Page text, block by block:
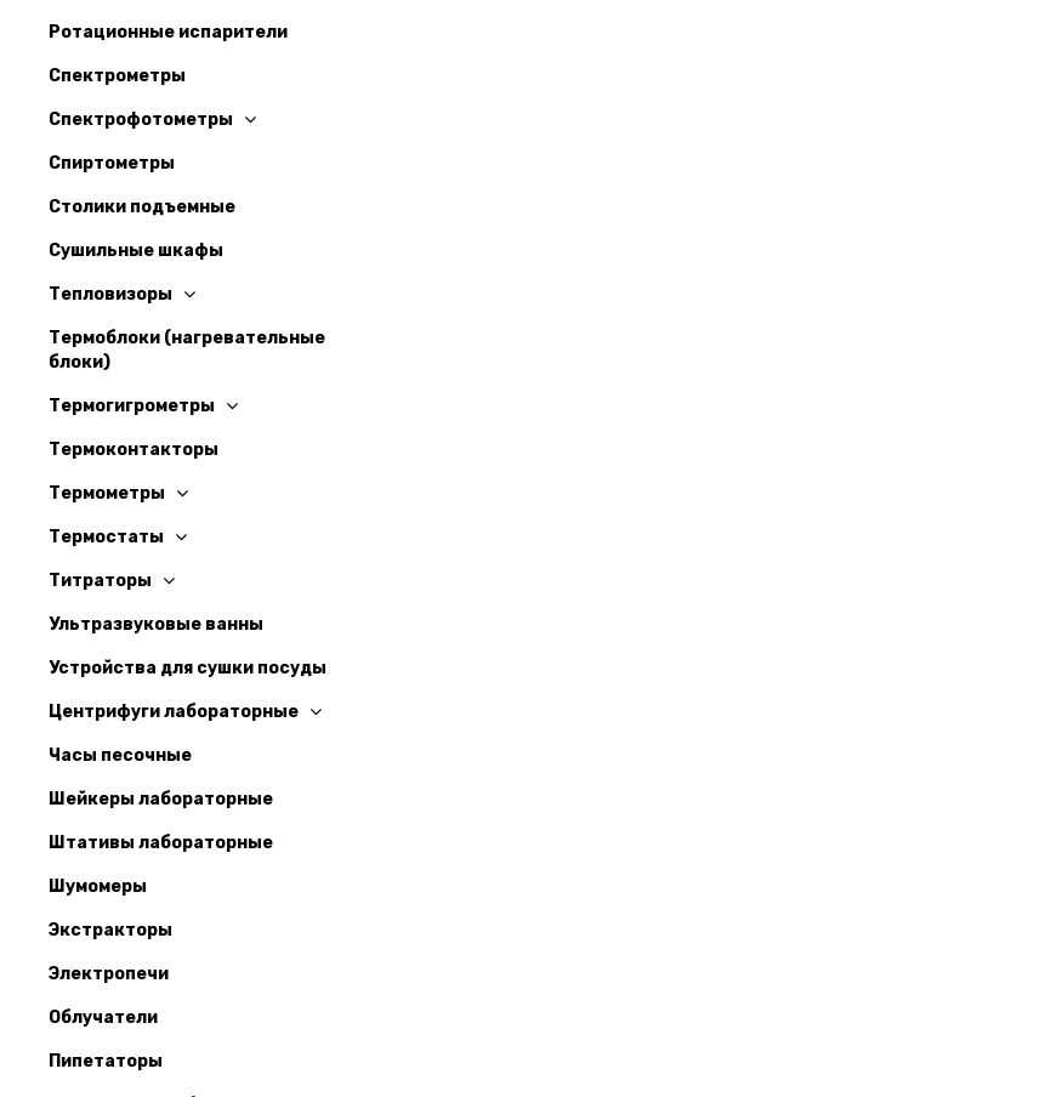
Ротационные испарители
Спектрометры
Спектрофотометры
Спиртометры
Столики подъемные
Сушильные шкафы
Тепловизоры
Термоблоки (нагревательные
блоки)
Термогигрометры
Термоконтакторы
Термометры
Термостаты
Титраторы
Ультразвуковые ванны
Устройства для сушки посуды
Центрифуги лабораторные
Часы песочные
Шейкеры лабораторные
Штативы лабораторные
Шумомеры
Экстракторы
Электропечи
Облучатели
Пипетаторы